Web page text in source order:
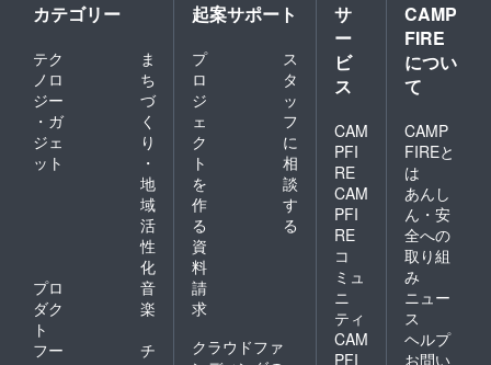
カテゴリー
テク
ノロ
ジー
・ガ
ジェ
ット
ま
ち
づ
く
り
・
地
域
活
性
化
プロ
ダク
ト
音
楽
フー
チ
起案サポート
プ
ロ
ジ
ェ
ク
ト
を
作
る
ス
タ
ッ
フ
に
相
談
す
る
資
料
請
求
クラウドファ
サ
ー
ビ
ス
CAM
PFI
RE
CAM
PFI
RE
コ
ミュ
ニ
ティ
CAM
PFI
CAMP
FIRE
につい
て
CAMP
FIREと
は
あんし
ん・安
全への
取り組
み
ニュー
ス
ヘルプ
お問い